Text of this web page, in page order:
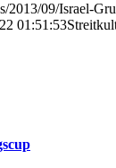
2013/09/Israel-
01:51:53